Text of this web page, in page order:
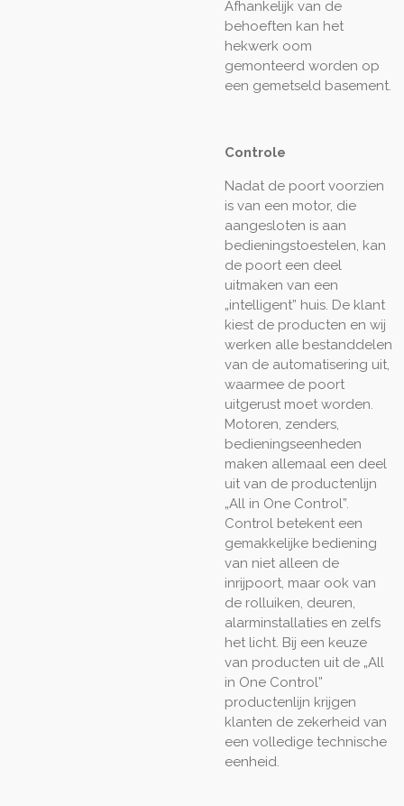
Afhankelijk van de
behoeften kan het
hekwerk oom
gemonteerd worden op
een gemetseld basement.
Controle
Nadat de poort voorzien
is van een motor, die
aangesloten is aan
bedieningstoestelen, kan
de poort een deel
uitmaken van een
„intelligent” huis. De klant
kiest de producten en wij
werken alle bestanddelen
van de automatisering uit,
waarmee de poort
uitgerust moet worden.
Motoren, zenders,
bedieningseenheden
maken allemaal een deel
uit van de productenlijn
„All in One Control”.
Control betekent een
gemakkelijke bediening
van niet alleen de
inrijpoort, maar ook van
de rolluiken, deuren,
alarminstallaties en zelfs
het licht. Bij een keuze
van producten uit de „All
in One Control”
productenlijn krijgen
klanten de zekerheid van
een volledige technische
eenheid.